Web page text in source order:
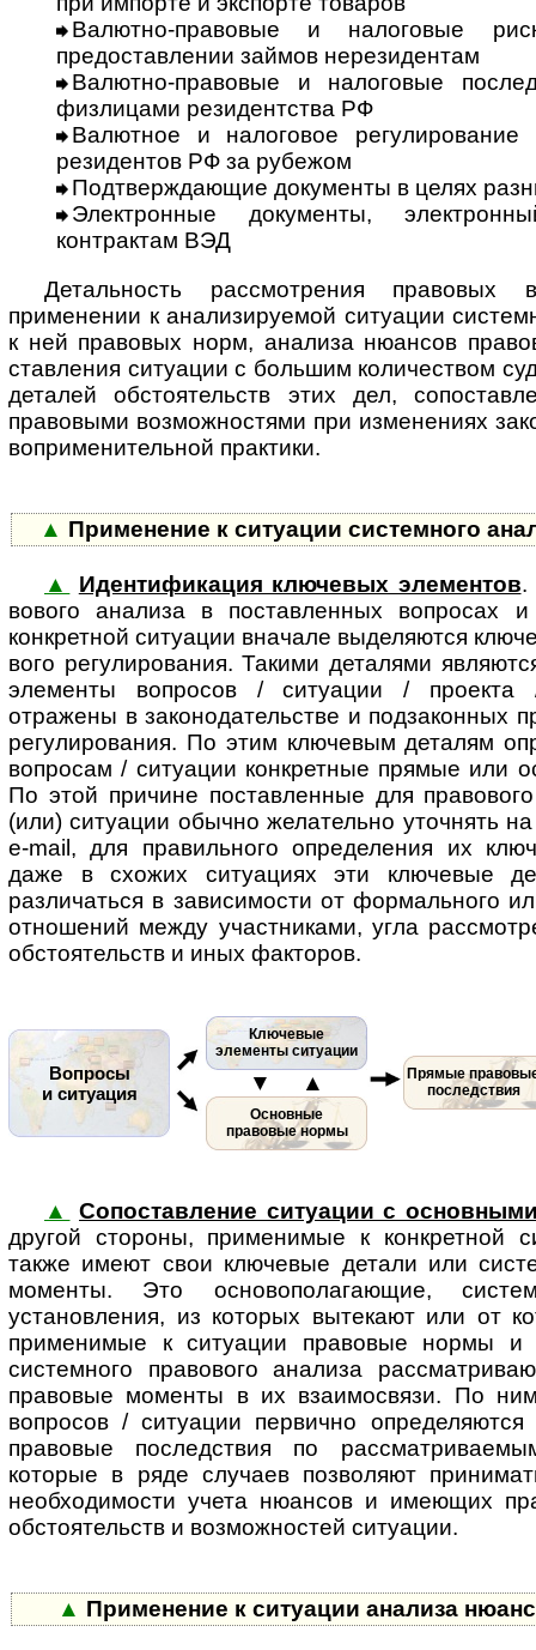
Валютно-правовые и налоговые
предоставлении займов нерезидентам
Валютно-правовые и налоговые
физлицами резидентства РФ
Валютное и налоговое
резидентов РФ за рубежом
Подтверждающие документы в целях
Электронные документы,
контрактам ВЭД
Детальность рассмотрения правовых
применении к анализируемой ситуации
к ней правовых норм, анализа нюансов
став­ле­ния ситуации с большим количеством
деталей обстоятельств этих дел,
правовыми возможностями при изменениях
во­при­ме­ни­тель­ной практики.
▲ Применение к ситуации системного
▲ Идентификация ключевых элементов.
во­во­го ана­ли­за в поставленных во­п­ро­сах
конкретной ситуации вначале выделяются
во­го регулирования. Такими деталями
элементы вопросов / ситуации / проекта
отражены в законодательстве и подзаконных
регулирования. По этим ключевым деталям
вопросам / ситуации конкретные прямые или
По этой причине поставленные для
(или) ситуации обычно желательно уточнять
e-mail, для правильного определения их
даже в схожих ситуациях эти ключевые
различаться в зависимости от формального
отношений между участниками, угла
обстоятельств и иных факторов.
Вопросы
и ситуация
Ключевые
элементы ситуации
▼ ▲
Основные
правовые нормы
Прямые
последствия
▲
Сопоставление ситуации с
другой стороны, применимые к кон­к­рет­ной
также имеют свои ключевые детали или
моменты. Это основополагающие,
установления, из которых вытекают или от
применимые к ситуации правовые нормы и
системного правового анализа
правовые моменты в их взаимосвязи. По
вопросов / ситуации первично
правовые по­след­с­т­вия по
которые в ряде случаев позволяют
необходимости учета нюансов и имеющих
обстоятельств и воз­мож­нос­тей ситуации.
▲ Применение к ситуации анализа